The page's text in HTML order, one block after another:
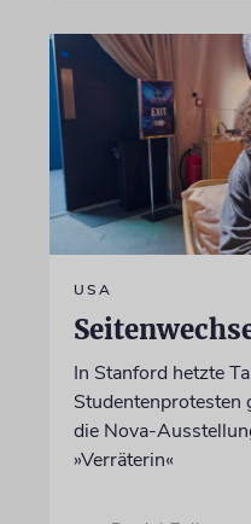
USA
In Stanford hetzte
Studentenprotesten
die Nova-
»Verräterin«